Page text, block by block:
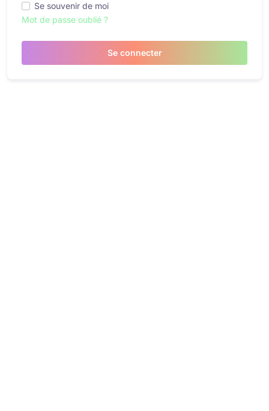
Se souvenir de moi
Mot de passe oublié ?
Se connecter